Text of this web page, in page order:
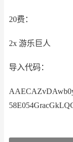
20费：
2x 游乐巨人
导入代码：